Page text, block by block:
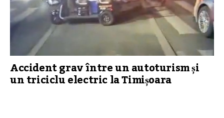
Accident grav între un autoturism și
un triciclu electric la Timișoara